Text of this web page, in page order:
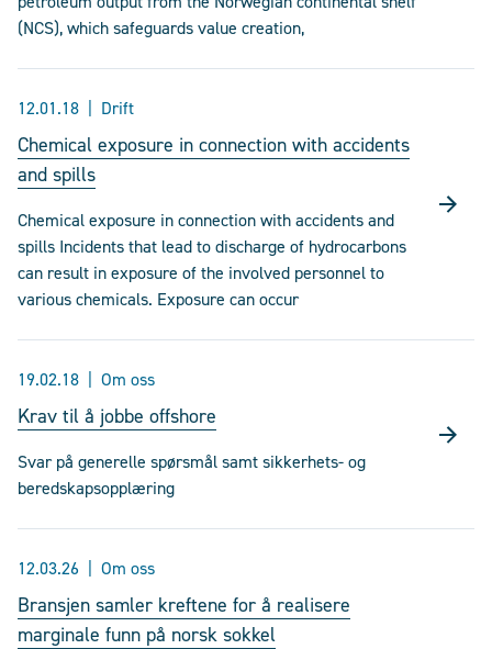
(NCS), which safeguards value creation,
12.01.18 Drift
Chemical exposure in connection with accidents
and spills
Chemical exposure in connection with accidents and
spills Incidents that lead to discharge of hydrocarbons
can result in exposure of the involved personnel to
various chemicals. Exposure can occur
19.02.18 Om oss
Krav til å jobbe offshore
Svar på generelle spørsmål samt sikkerhets- og
beredskapsopplæring
12.03.26 Om oss
Bransjen samler kreftene for å realisere
marginale funn på norsk sokkel